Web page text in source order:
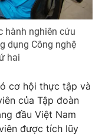
hành nghiên cứu
dụng Công nghệ
hai
cơ hội thực tập và
của Tập đoàn
đầu Việt Nam
được tích lũy